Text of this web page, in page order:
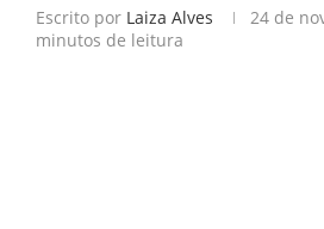
Escrito por Laiza Alves 24 de
minutos de leitura